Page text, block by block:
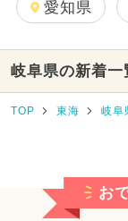
愛知県
岐阜県の新着一
TOP 東海 岐阜
お